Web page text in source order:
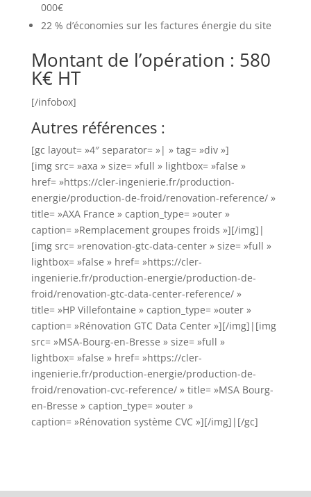
000€
22 % d’économies sur les factures énergie du site
Montant de l’opération : 580
K€ HT
[/infobox]
Autres références :
[gc layout= »4″ separator= »| » tag= »div »]
[img src= »axa » size= »full » lightbox= »false »
href= »https://cler-ingenierie.fr/production-
energie/production-de-froid/renovation-reference/ »
title= »AXA France » caption_type= »outer »
caption= »Remplacement groupes froids »][/img]|
[img src= »renovation-gtc-data-center » size= »full »
lightbox= »false » href= »https://cler-
ingenierie.fr/production-energie/production-de-
froid/renovation-gtc-data-center-reference/ »
title= »HP Villefontaine » caption_type= »outer »
caption= »Rénovation GTC Data Center »][/img]|[img
src= »MSA-Bourg-en-Bresse » size= »full »
lightbox= »false » href= »https://cler-
ingenierie.fr/production-energie/production-de-
froid/renovation-cvc-reference/ » title= »MSA Bourg-
en-Bresse » caption_type= »outer »
caption= »Rénovation système CVC »][/img]|[/gc]